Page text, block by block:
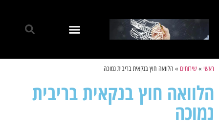
ראשי »שירותים » הלוואה חוץ בנקאית בריבית נמוכה
הלוואה חוץ בנקאית בריבית
נמוכה